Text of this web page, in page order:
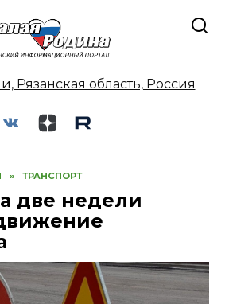
Рязанская область, Россия
» ТРАНСПОРТ
две недели